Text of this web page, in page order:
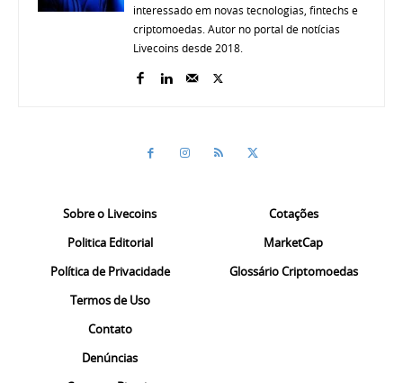
interessado em novas tecnologias, fintechs e
criptomoedas. Autor no portal de notícias
Livecoins desde 2018.
Sobre o Livecoins
Politica Editorial
Política de Privacidade
Termos de Uso
Contato
Denúncias
Cotações
MarketCap
Glossário Criptomoedas